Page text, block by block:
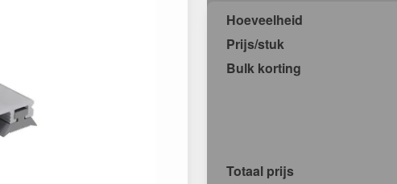
Hoeveelheid
Prijs/stuk
Bulk korting
Totaal prijs